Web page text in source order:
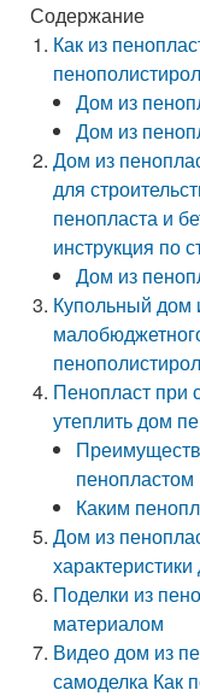
Содержание
Как из
Дом из
Дом из
Дом из
для
пенопласта и
инструкция по
Дом из
Купольный дом
Пенопласт при
утеплить дом
пенопластом
Каким
Дом из
Поделки из
материалом
Видео дом из
самоделка Как